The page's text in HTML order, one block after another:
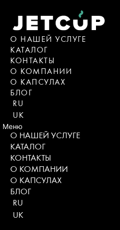
содержимому
О НАШЕЙ УСЛУГЕ
КАТАЛОГ
КОНТАКТЫ
О КОМПАНИИ
О КАПСУЛАХ
БЛОГ
RU
UK
Меню
О НАШЕЙ УСЛУГЕ
КАТАЛОГ
КОНТАКТЫ
О КОМПАНИИ
О КАПСУЛАХ
БЛОГ
RU
UK